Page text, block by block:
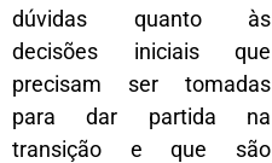
dúvidas quanto às
decisões iniciais que
precisam ser tomadas
para dar partida na
transição e que são